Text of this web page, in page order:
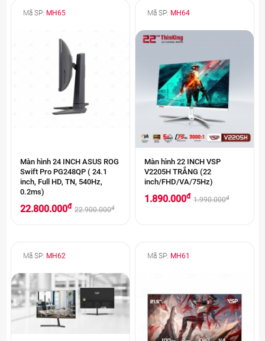
Mã SP: MH65
Màn hình 24 INCH ASUS ROG
Swift Pro PG248QP ( 24.1
inch, Full HD, TN, 540Hz,
0.2ms)
22.800.000đ 22.900.000đ
Mã SP: MH64
Màn hình 22 INCH VSP
V2205H TRẮNG (22
inch/FHD/VA/75Hz)
1.890.000đ 1.990.000đ
Mã SP: MH62 Mã SP: MH61